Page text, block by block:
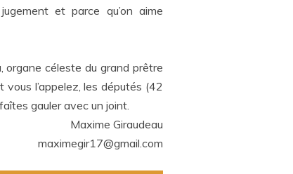
et parce qu’on aime
organe céleste du grand prêtre
l’appelez, les députés (42
gauler avec un joint.
Maxime Giraudeau
maximegir17@gmail.com